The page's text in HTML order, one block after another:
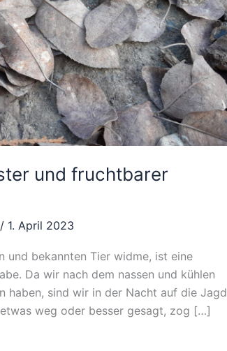
und fruchtbarer
/ 1. April 2023
und bekannten Tier widme, ist eine
Da wir nach dem nassen und kühlen
haben, sind wir in der Nacht auf die Jagd
weg oder besser gesagt, zog […]